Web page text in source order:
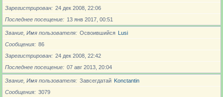
Зарегистрирован
24 дек 2008, 22:06
Последнее посещение
13 янв 2017, 00:51
Звание, Имя пользователя Освоившийся Lusi
Сообщения
86
Зарегистрирован
24 дек 2008, 22:42
Последнее посещение
07 авг 2013, 20:04
Звание, Имя пользователя Завсегдатай Konctantin
Сообщения
3079